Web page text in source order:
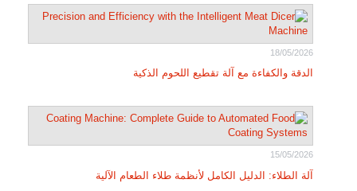
18/05/2026
الدقة والكفاءة مع آلة تقطيع اللحوم الذكية
15/05/2026
آلة الطلاء: الدليل الكامل لأنظمة طلاء الطعام الآلية